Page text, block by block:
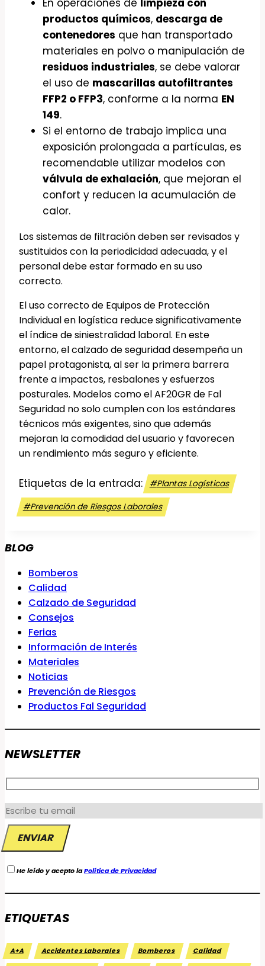
En operaciones de limpieza con
productos químicos, descarga de
contenedores que han transportado
materiales en polvo o manipulación de
residuos industriales, se debe valorar
el uso de mascarillas autofiltrantes
FFP2 o FFP3, conforme a la norma EN
149.
Si el entorno de trabajo implica una
exposición prolongada a partículas, es
recomendable utilizar modelos con
válvula de exhalación, que mejoran el
confort y reducen la acumulación de
calor.
Los sistemas de filtración deben ser revisados y
sustituidos con la periodicidad adecuada, y el
personal debe estar formado en su uso
correcto.
El uso correcto de Equipos de Protección
Individual en logística reduce significativamente
el índice de siniestralidad laboral. En este
entorno, el calzado de seguridad desempeña un
papel protagonista, al ser la primera barrera
frente a impactos, resbalones y esfuerzos
posturales. Modelos como el AF20GR de Fal
Seguridad no solo cumplen con los estándares
técnicos más exigentes, sino que además
mejoran la comodidad del usuario y favorecen
un rendimiento más seguro y eficiente.
Etiquetas de la entrada: #Plantas Logísticas
#Prevención de Riesgos Laborales
BLOG
Bomberos
Calidad
Calzado de Seguridad
Consejos
Ferias
Información de Interés
Materiales
Noticias
Prevención de Riesgos
Productos Fal Seguridad
NEWSLETTER
He leído y acepto laPolítica de Privacidad
ETIQUETAS
A+A Accidentes Laborales Bomberos Calidad